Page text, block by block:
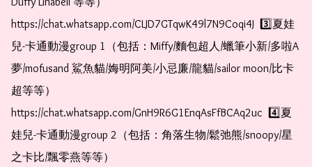
https://chat.whatsapp.com/CLJD7GTqwK49l7N9Coqi4J  3️⃣夏娃
兒-卡通動漫group 1（包括：Miffy/麵包超人/蠟筆小新/多啦A
夢/mofusand 鯊魚貓/娒明阿美/小忌廉/龍貓/sailor moon/比卡
超等等）
https://chat.whatsapp.com/GnH9R6G1EnqAsFfBCAq2uc  4️⃣夏
娃兒-卡通動漫group 2（包括：角落生物/鬆弛熊/snoopy/星
之卡比/飄零燕等等）